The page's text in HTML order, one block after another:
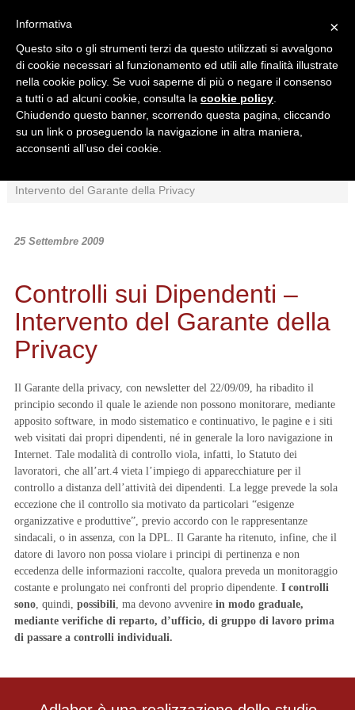
Ricerca in:
Sezione corrente
Tutto il sito
Intervento del Garante della Privacy
25 Settembre 2009
Controlli sui Dipendenti –
Intervento del Garante della
Privacy
Il Garante della privacy, con newsletter del 22/09/09, ha ribadito il
principio secondo il quale le aziende non possono monitorare, mediante
apposito software, in modo sistematico e continuativo, le pagine e i siti
web visitati dai propri dipendenti, né in generale la loro navigazione in
Internet. Tale modalità di controllo viola, infatti, lo Statuto dei
lavoratori, che all’art.4 vieta l’impiego di apparecchiature per il
controllo a distanza dell’attività dei dipendenti. La legge prevede la sola
eccezione che il controllo sia motivato da particolari “esigenze
organizzative e produttive”, previo accordo con le rappresentanze
sindacali, o in assenza, con la DPL. Il Garante ha ritenuto, infine, che il
datore di lavoro non possa violare i principi di pertinenza e non
eccedenza delle informazioni raccolte, qualora preveda un monitoraggio
costante e prolungato nei confronti del proprio dipendente. I controlli
sono, quindi, possibili, ma devono avvenire in modo graduale,
mediante verifiche di reparto, d’ufficio, di gruppo di lavoro prima
di passare a controlli individuali.
×
Informativa
Questo sito o gli strumenti terzi da questo utilizzati si avvalgono
di cookie necessari al funzionamento ed utili alle finalità illustrate
nella cookie policy. Se vuoi saperne di più o negare il consenso
a tutti o ad alcuni cookie, consulta la cookie policy
Chiudendo questo banner, scorrendo questa pagina, cliccando
su un link o proseguendo la navigazione in altra maniera,
acconsenti all’uso dei cookie.